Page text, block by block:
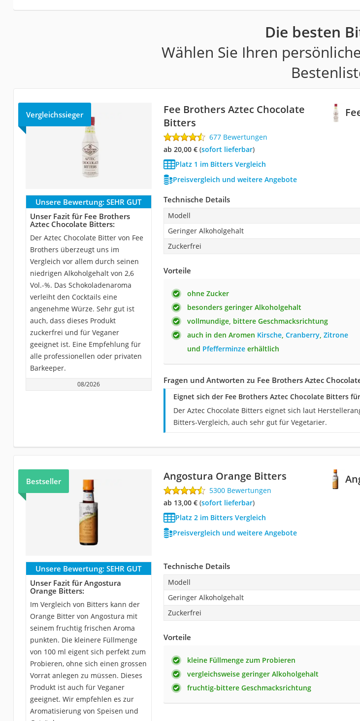
Die besten
Wählen Sie Ihren
Vergleichssieger
Fee Brothers Aztec Chocolate
Bitters
677 Bewertungen
ab 20,00 €( Sofort lieferbar)
Platz 1 im Bitters Vergleich
Preisvergleich und weitere Angebote
Unsere Bewertung: SEHR GUT
Unser Fazit für Fee Brothers
Aztec Chocolate Bitters:
Der Aztec Chocolate Bitter von Fee
Brothers überzeugt uns im
Vergleich vor allem durch seinen
niedrigen Alkoholgehalt von 2,6
Vol.-%. Das Schokoladenaroma
verleiht den Cocktails eine
angenehme Würze. Sehr gut ist
auch, dass dieses Produkt
zuckerfrei und für Veganer
geeignet ist. Eine Empfehlung für
alle professionellen oder privaten
Barkeeper.
08/2026
Technische Details
Modell
Geringer Alkoholgehalt
Zuckerfrei
Vorteile
ohne Zucker
besonders geringer Alkoholgehalt
vollmundige, bittere Geschmacksrichtung
auch in den Aromen Kirsche, Cranberry, Zitrone
und Pfefferminzeerhältlich
Fragen und Antworten zu Fee Brothers Aztec
Eignet sich der Fee Brothers Aztec Chocolate Bitters
Der Aztec Chocolate Bitters eignet sich laut
Bitters-Vergleich, auch sehr gut für Vegetarier.
Bestseller Angostura Orange Bitters
5300 Bewertungen
ab 13,00 €( Sofort lieferbar)
Platz 2 im Bitters Vergleich
Preisvergleich und weitere Angebote
Unsere Bewertung: SEHR GUT
Unser Fazit für Angostura
Orange Bitters:
Im Vergleich von Bitters kann der
Orange Bitter von Angostura mit
seinem fruchtig frischen Aroma
punkten. Die kleinere Füllmenge
von 100 ml eigent sich perfekt zum
Probieren, ohne sich einen grossen
Vorrat anlegen zu müssen. Dieses
Produkt ist auch für Veganer
geeignet. Wir empfehlen es zur
Aromatisierung von Speisen und
Technische Details
Modell
Geringer Alkoholgehalt
Zuckerfrei
Vorteile
kleine Füllmenge zum Probieren
vergleichsweise geringer Alkoholgehalt
fruchtig-bittere Geschmacksrichtung